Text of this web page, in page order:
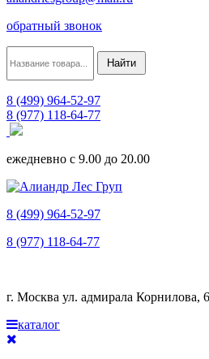
обратный звонок
8 (499) 964-52-97
8 (977) 118-64-77
ежедневно с 9.00 до 20.00
8 (499) 964-52-97
8 (977) 118-64-77
г. Москва ул. адмирала Корнилова,
каталог